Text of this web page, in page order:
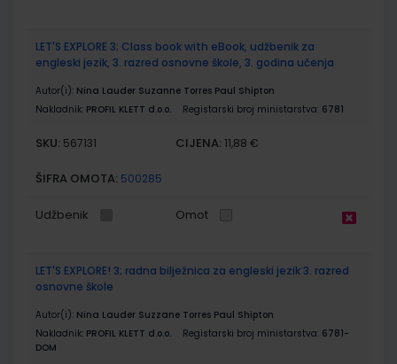
LET'S EXPLORE 3; Class book with eBook, udžbenik za
engleski jezik, 3. razred osnovne škole, 3. godina učenja
Autor(i): Nina Lauder Suzanne Torres Paul Shipton
Nakladnik: PROFIL KLETT d.o.o. Registarski broj ministarstva: 6781
SKU: 567131 CIJENA: 11,88 €
ŠIFRA OMOTA: 500285
Udžbenik Omot
LET'S EXPLORE! 3; radna bilježnica za engleski jezik 3. razred
osnovne škole
Autor(i): Nina Lauder Suzzane Torres Paul Shipton
Nakladnik: PROFIL KLETT d.o.o. Registarski broj ministarstva: 6781-
DOM